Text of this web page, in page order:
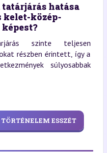
hatása
kelet-közép-
szinte teljesen
részben érintett, így a
súlyosabbak
ESSZÉT